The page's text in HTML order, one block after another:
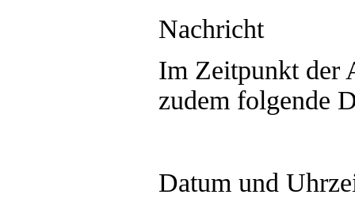
Nachricht
Im Zeitpunkt der
zudem folgende
Datum und